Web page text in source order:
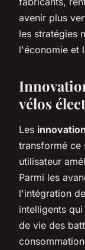
avenir plus
les stratégies
l'économie et
vélos
Les
transformé ce
utilisateur
Parmi les
l'intégration
intelligents
de vie des